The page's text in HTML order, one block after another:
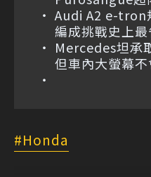
Audi A2 e-tron
編成挑戰史上最
Mercedes坦承
但車內大螢幕
Honda